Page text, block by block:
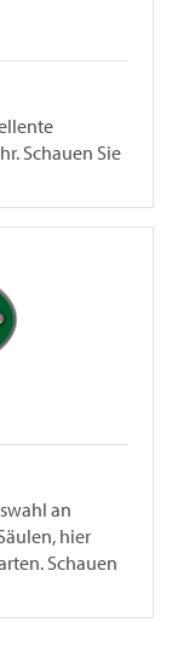
Schauen Sie
an
hier
Schauen